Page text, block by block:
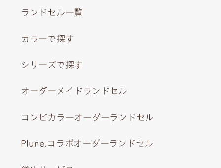
ランドセル一覧
カラーで探す
シリーズで探す
オーダーメイドランドセル
コンビカラーオーダーランドセル
Plune.コラボオーダーランドセル